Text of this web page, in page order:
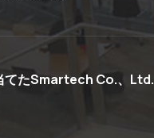
てたSmartech Co.、Ltd.